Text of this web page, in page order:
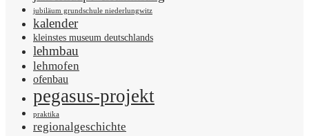
jubiläum grundschule niederlungwitz
kalender
kleinstes museum deutschlands
lehmbau
lehmofen
ofenbau
pegasus-projekt
praktika
regionalgeschichte